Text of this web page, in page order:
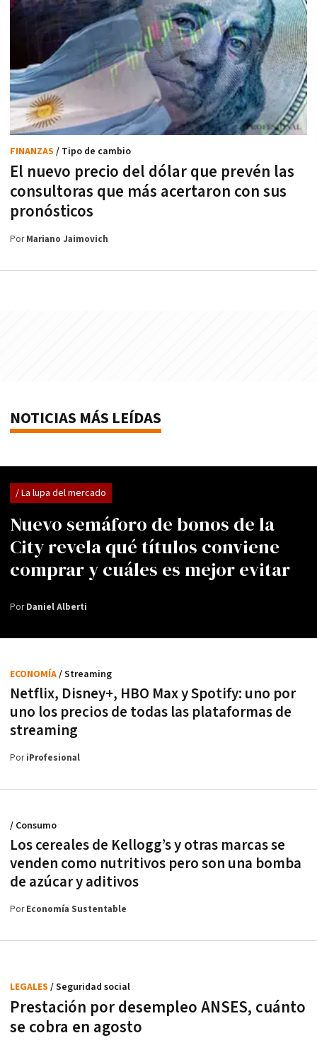
El nuevo precio del dólar que prevén las
consultoras que más acertaron con sus
pronósticos
FINANZAS / Tipo de cambio
PorMariano Jaimovich
NOTICIAS MÁS LEÍDAS
Nuevo semáforo de bonos de la
City revela qué títulos conviene
comprar y cuáles es mejor evitar
/ La lupa del mercado
PorDaniel Alberti
Netflix, Disney+, HBO Max y Spotify: uno por
uno los precios de todas las plataformas de
streaming
ECONOMÍA/ Streaming
PoriProfesional
Los cereales de Kellogg’s y otras marcas se
venden como nutritivos pero son una bomba
de azúcar y aditivos
/ Consumo
PorEconomía Sustentable
Prestación por desempleo ANSES, cuánto
se cobra en agosto
LEGALES / Seguridad social